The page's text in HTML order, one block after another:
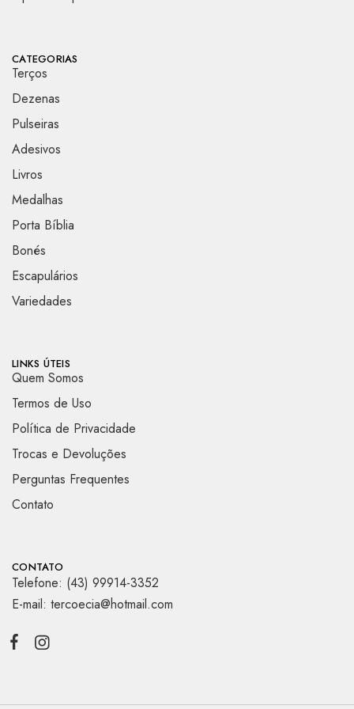
CATEGORIAS
Terços
Dezenas
Pulseiras
Adesivos
Livros
Medalhas
Porta Bíblia
Bonés
Escapulários
Variedades
LINKS ÚTEIS
Quem Somos
Termos de Uso
Política de Privacidade
Trocas e Devoluções
Perguntas Frequentes
Contato
CONTATO
Telefone: (43) 99914-3352
E-mail: tercoecia@hotmail.com